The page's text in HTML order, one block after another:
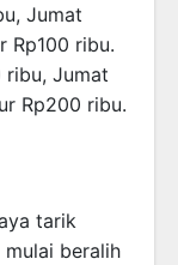
Jumat
Rp100 ribu.
ribu, Jumat
Rp200 ribu.
tarik
mulai beralih